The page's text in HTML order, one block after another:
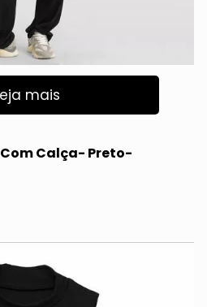
mais
Calça- Preto-